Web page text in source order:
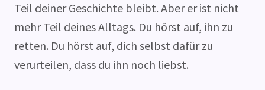
Teil deiner Geschichte bleibt. Aber er ist nicht
mehr Teil deines Alltags. Du hörst auf, ihn zu
retten. Du hörst auf, dich selbst dafür zu
verurteilen, dass du ihn noch liebst.